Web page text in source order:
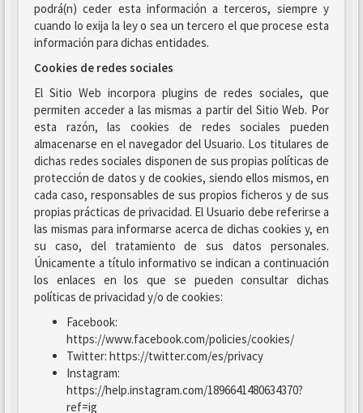
podrá(n) ceder esta información a terceros, siempre y
cuando lo exija la ley o sea un tercero el que procese esta
información para dichas entidades.
Cookies de redes sociales
El Sitio Web incorpora plugins de redes sociales, que
permiten acceder a las mismas a partir del Sitio Web. Por
esta razón, las cookies de redes sociales pueden
almacenarse en el navegador del Usuario. Los titulares de
dichas redes sociales disponen de sus propias políticas de
protección de datos y de cookies, siendo ellos mismos, en
cada caso, responsables de sus propios ficheros y de sus
propias prácticas de privacidad. El Usuario debe referirse a
las mismas para informarse acerca de dichas cookies y, en
su caso, del tratamiento de sus datos personales.
Únicamente a título informativo se indican a continuación
los enlaces en los que se pueden consultar dichas
políticas de privacidad y/o de cookies:
Facebook:
https://www.facebook.com/policies/cookies/
Twitter: https://twitter.com/es/privacy
Instagram:
https://help.instagram.com/1896641480634370?
ref=ig